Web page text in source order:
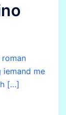
roman
iemand me
[…]